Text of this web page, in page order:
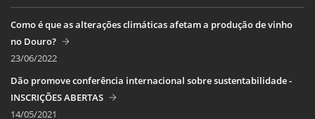
Como é que as alterações climáticas afetam a produção de vinho
no Douro?
23/06/2022
Dão promove conferência internacional sobre sustentabilidade -
INSCRIÇÕES ABERTAS
14/05/2021